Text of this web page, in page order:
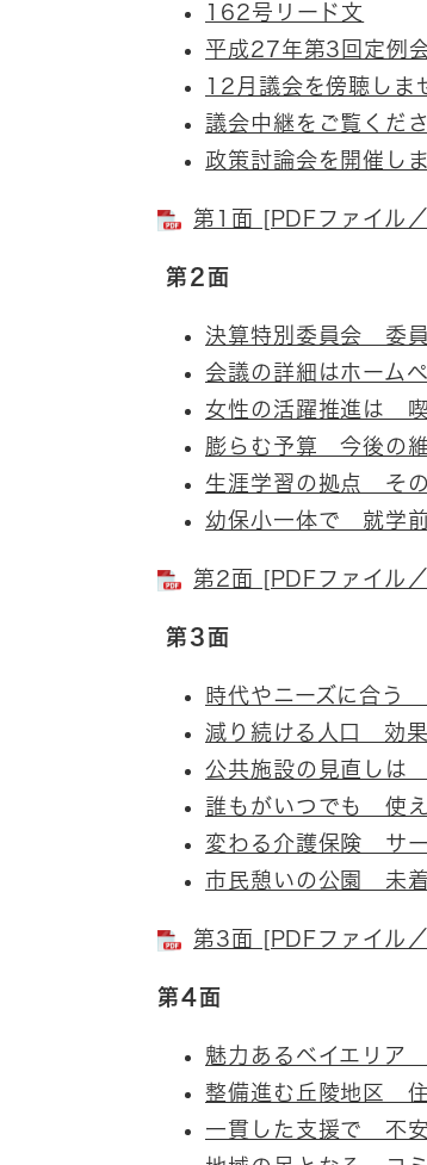
162号リード文
平成27年第3回定例
12月議会を傍聴しま
議会中継をご覧くだ
政策討論会を開催し
第1面 [PDFファイル
第2面
決算特別委員会 委員
会議の詳細はホーム
女性の活躍推進は
膨らむ予算 今後の
生涯学習の拠点 そ
幼保小一体で 就学
第2面 [PDFファイル
第3面
時代やニーズに合
減り続ける人口 効
公共施設の見直し
誰もがいつでも 使
変わる介護保険 サ
市民憩いの公園 未
第3面 [PDFファイル
第4面
魅力あるベイエリ
整備進む丘陵地区
一貫した支援で 不